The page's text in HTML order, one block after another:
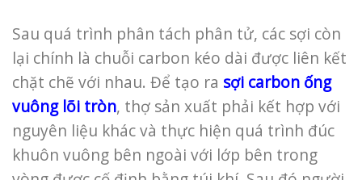
Sau quá trình phân tách phân tử, các sợi còn
lại chính là chuỗi carbon kéo dài được liên kết
chặt chẽ với nhau. Để tạo ra sợi carbon ống
vuông lõi tròn, thợ sản xuất phải kết hợp với
nguyên liệu khác và thực hiện quá trình đúc
khuôn vuông bên ngoài với lớp bên trong